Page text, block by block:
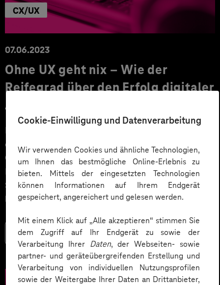
Cookie-Einwilligung und Datenverarbeitung
Wir verwenden Cookies und ähnliche Technologien,
um Ihnen das bestmögliche Online-Erlebnis zu
bieten. Mittels der eingesetzten Technologien
können Informationen auf Ihrem Endgerät
gespeichert, angereichert und gelesen werden.
Mit einem Klick auf „Alle akzeptieren“ stimmen Sie
dem Zugriff auf Ihr Endgerät zu sowie der
Verarbeitung Ihrer Daten, der Webseiten- sowie
partner- und geräteübergreifenden Erstellung und
Verarbeitung von individuellen Nutzungsprofilen
sowie der Weitergabe Ihrer Daten an Drittanbieter,
CX/UX
07.06.2023
Ohne UX geht nix – Wie der
Reifegrad über den Erfolg digitaler
Angebote entscheidet
Der erste Eindruck zählt. Auch bei digitalen Angeboten
entscheiden die Bedienbarkeit, Nutzerführung und
Gestaltung innerhalb kurzer Zeit darüber, welche
Erfahrungen die Nutzer*innen mit dem Produkt oder
Service machen. Ist die Meinung dabei einmal gefällt,
lässt sie sich so schnell nicht wieder korrigieren.
Mehr lesen